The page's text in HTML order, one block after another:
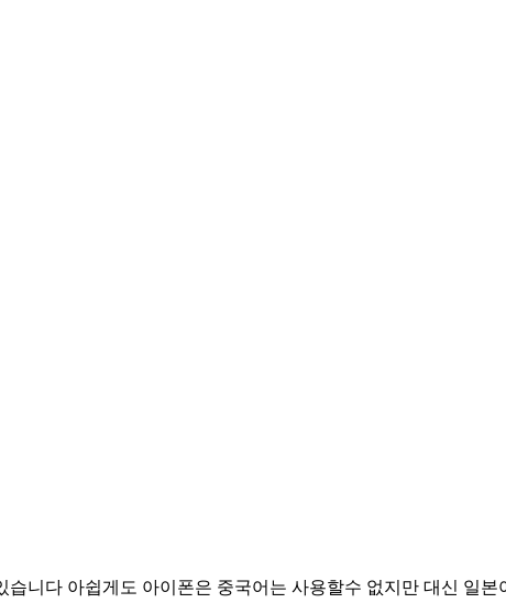
니다 아쉽게도 아이폰은 중국어는 사용할수 없지만 대신 일